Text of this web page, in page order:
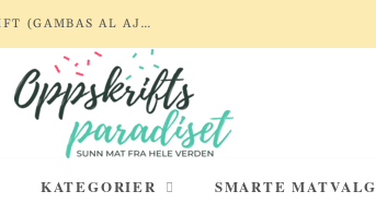
REKER MED HVITLØK OG SITRON – ENKEL OPPSKRIFT (GAMBAS AL AJILLO)
KATEGORIER SMARTE MATVALG